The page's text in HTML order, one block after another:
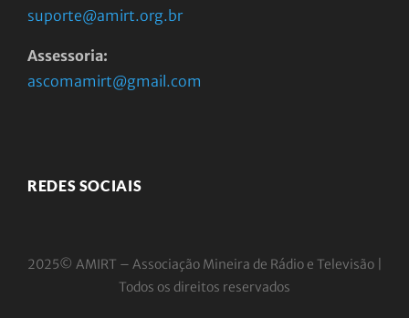
suporte@amirt.org.br
Assessoria:
ascomamirt@gmail.com
REDES SOCIAIS
2025© AMIRT – Associação Mineira de Rádio e Televisão |
Todos os direitos reservados